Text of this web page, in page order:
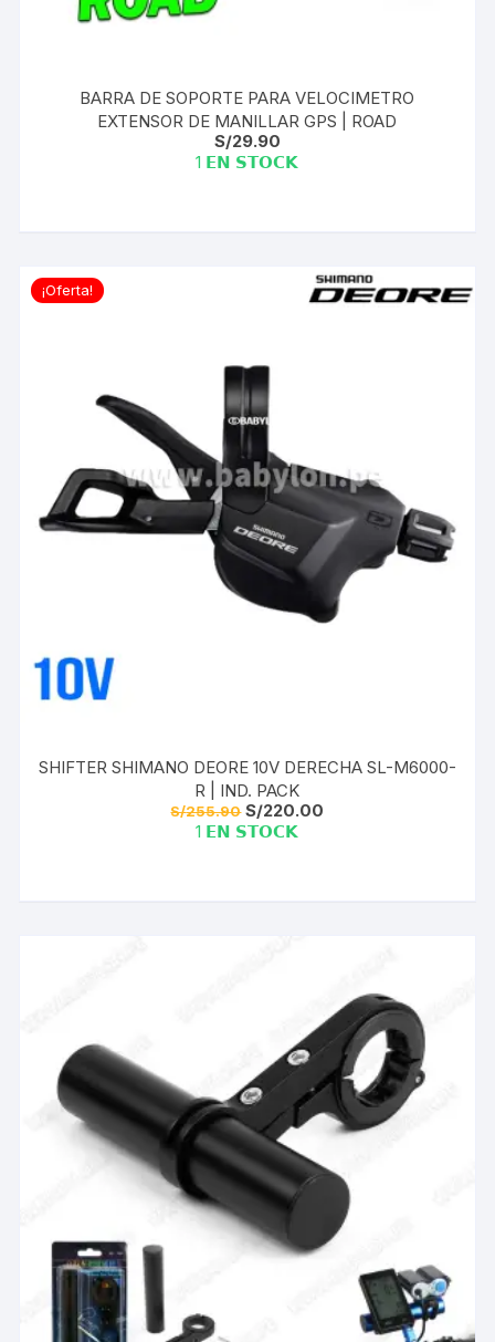
BARRA DE SOPORTE PARA VELOCIMETRO
EXTENSOR DE MANILLAR GPS | ROAD
S/29.90
1 𝗘𝗡 𝗦𝗧𝗢𝗖𝗞
¡Oferta!
SHIFTER SHIMANO DEORE 10V DERECHA SL-M6000-
R | IND. PACK
S/255.90 El
precio
original
S/220.00
1 𝗘𝗡 𝗦𝗧𝗢𝗖𝗞